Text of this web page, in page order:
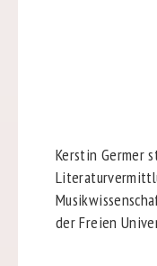
Kerstin Germer
der Freien